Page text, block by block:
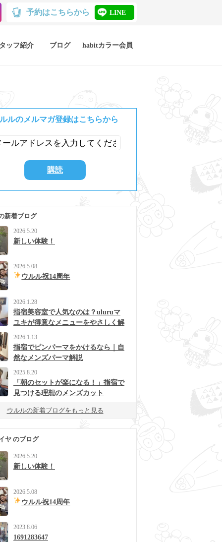
予約はこちらから LINE
ッフ紹介 ブログ habitカラー会員
ルのメルマガ登録はこちらから
新着ブログ
2026.5.20
新しい体験！
2026.5.08
ウルル祝14周年
2026.1.28
指宿美容室で人気なのは？uluruマ
ユキが得意なメニューをやさしく解
2026.1.13
指宿でピンパーマをかけるなら｜自
然なメンズパーマ解説
2025.8.20
「朝のセットが楽になる！」指宿で
見つける理想のメンズカット
ウルルの新着ブログをもっと見る
ヤ のブログ
2026.5.20
新しい体験！
2026.5.08
ウルル祝14周年
2023.8.06
1691283647